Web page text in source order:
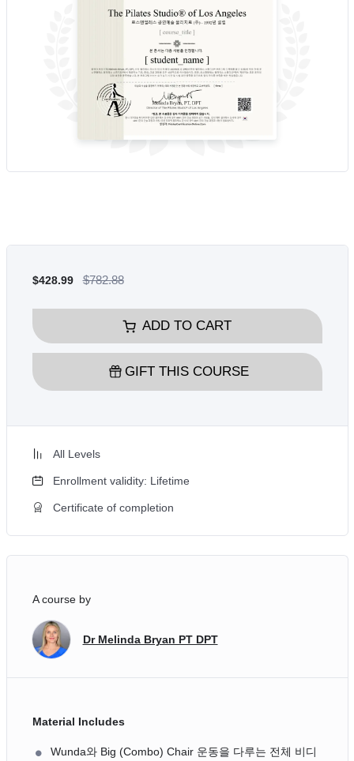
$428.99 $782.88
ADD TO CART
GIFT THIS COURSE
All Levels
Enrollment validity: Lifetime
Certificate of completion
A course by
Dr Melinda Bryan PT DPT
Material Includes
Wunda와 Big (Combo) Chair 운동을 다루는 전체 비디